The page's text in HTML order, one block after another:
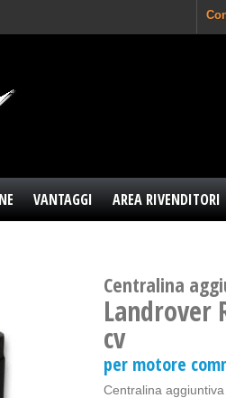
VANTAGGI AREA RIVENDITORI
Centralina
Landrover
cv
per motore
Centralina